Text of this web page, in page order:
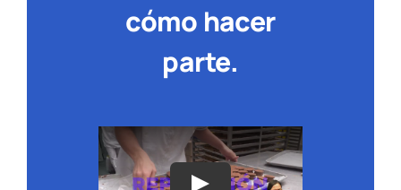
cómo hacer
parte.